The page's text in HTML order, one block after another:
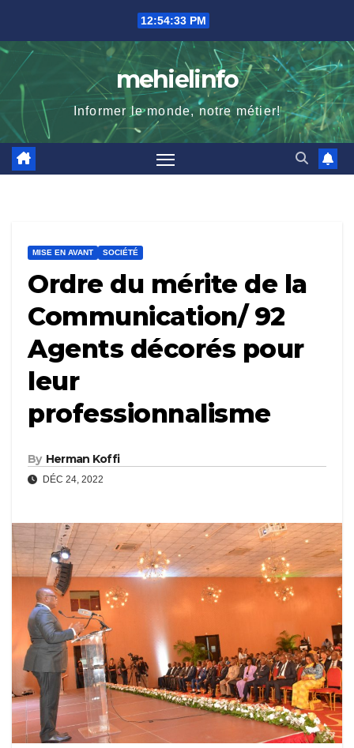
content
12:54:35 PM
mehielinfo
Informer le monde, notre métier!
MISE EN AVANT SOCIÉTÉ
Ordre du mérite de la
Communication/ 92
Agents décorés pour
leur
professionnalisme
By Herman Koffi
DÉC 24, 2022